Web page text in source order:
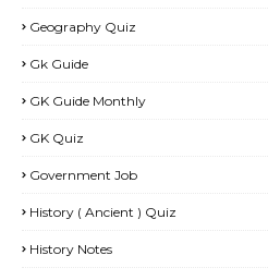
Geography Quiz
Gk Guide
GK Guide Monthly
GK Quiz
Government Job
History ( Ancient ) Quiz
History Notes